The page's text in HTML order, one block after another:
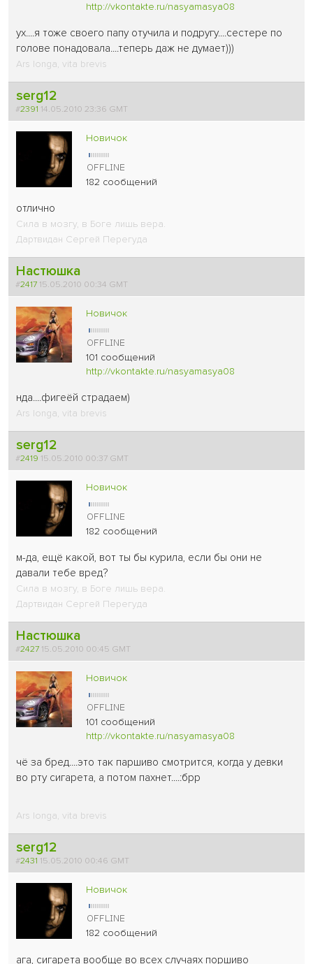
http://vkontakte.ru/nasyamasya08
ух....я тоже своего папу отучила и подругу....сестере по
голове понадовала....теперь даж не думает)))
Ars longa, vita brevis
serg12
#2391 14.05.2010 23:36 GMT
Новичок
182 сообщений
отлично
Сила в мозгу, в Боге лишь вера.
Дартвидан Сергей Перегуда
Настюшка
#2417 15.05.2010 00:34 GMT
Новичок
101 сообщений
http://vkontakte.ru/nasyamasya08
нда....фигеёй страдаем)
Ars longa, vita brevis
serg12
#2419 15.05.2010 00:37 GMT
Новичок
182 сообщений
м-да, ещё какой, вот ты бы курила, если бы они не
давали тебе вред?
Сила в мозгу, в Боге лишь вера.
Дартвидан Сергей Перегуда
Настюшка
#2427 15.05.2010 00:45 GMT
Новичок
101 сообщений
http://vkontakte.ru/nasyamasya08
чё за бред....это так паршиво смотрится, когда у девки
во рту сигарета, а потом пахнет....:брр
Ars longa, vita brevis
serg12
#2431 15.05.2010 00:46 GMT
Новичок
182 сообщений
ага, сигарета вообще во всех случаях поршиво